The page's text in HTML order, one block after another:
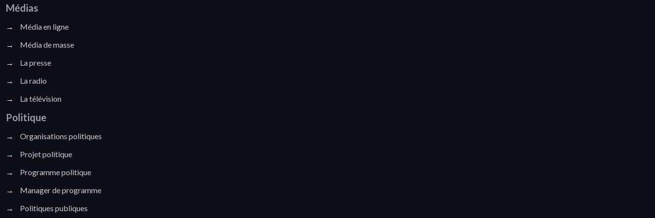
Médias
→
Média en ligne
→
Média de masse
→
La presse
→
La radio
→
La télévision
Politique
→
Organisations politiques
→
Projet politique
→
Programme politique
→
Manager de programme
→
Politiques publiques